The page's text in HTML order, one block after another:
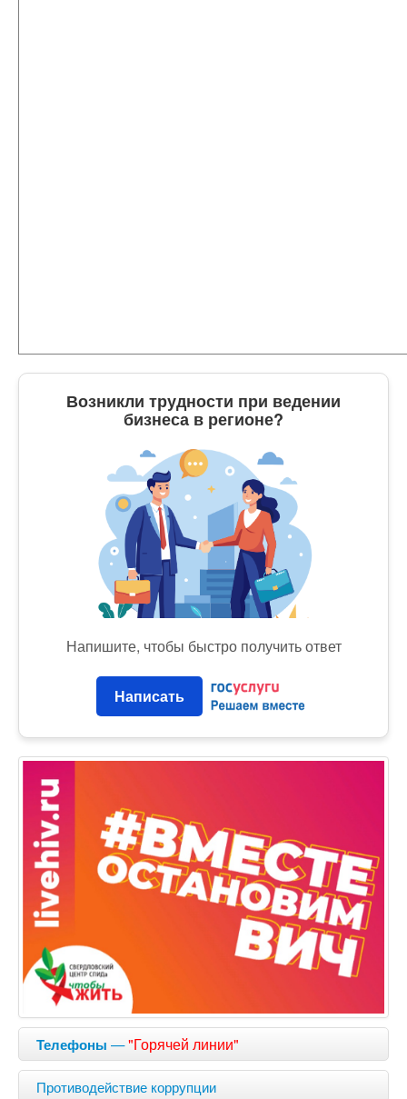
Возникли трудности при ведении
бизнеса в регионе?
Напишите, чтобы быстро получить ответ
Написать
Телефоны —"Горячей линии"
Противодействие коррупции